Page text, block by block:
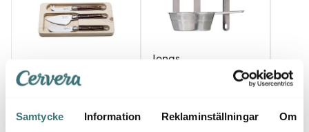
Samtycke Information Reklaminställningar Om
Laguiole Style De Vie
Ostknivar 3 delar Dark
195 kr 259 kr
Jonas
Jonas Måttsats i 4 delar
129 kr 499